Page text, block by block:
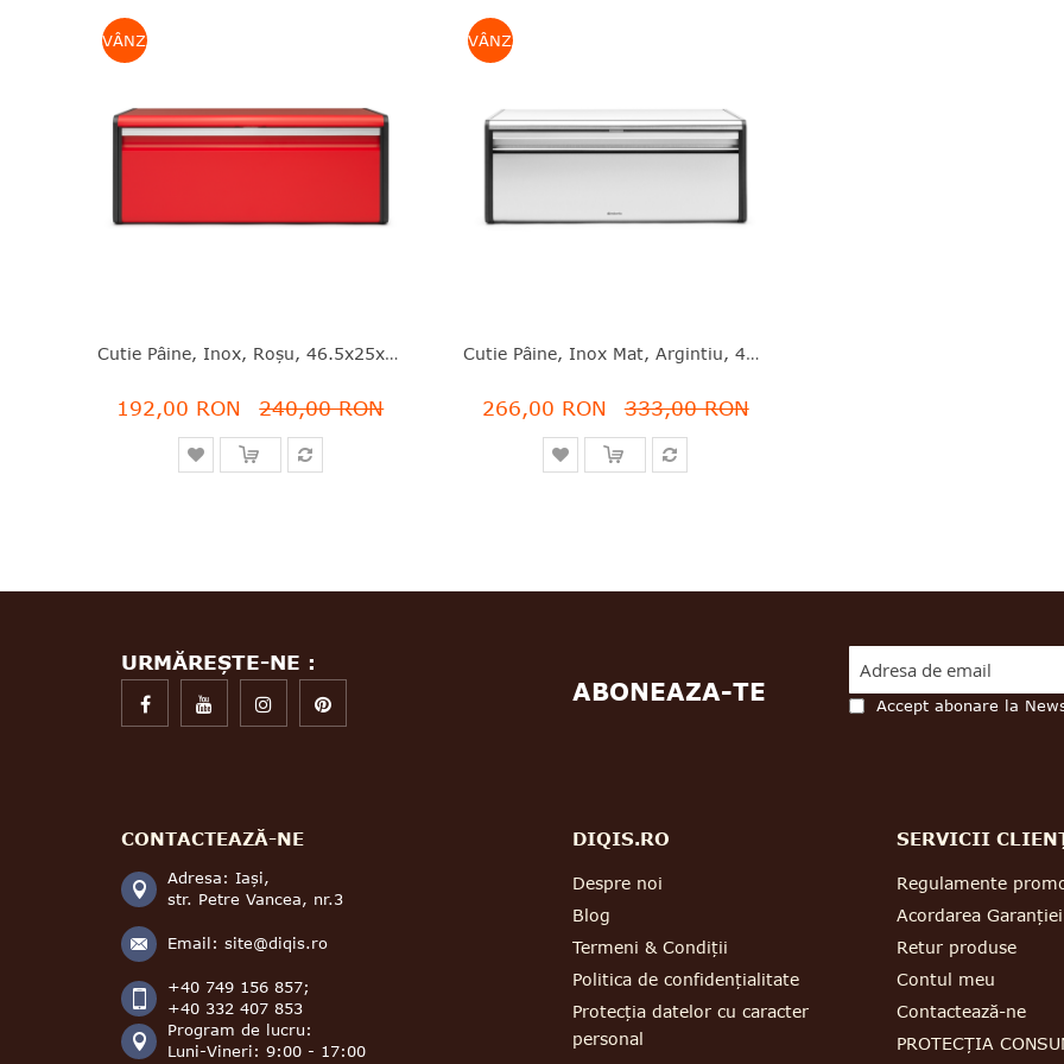
VÂNZARE
Cutie Pâine, Inox, Roşu, 46.5x25x18.7 Cm, Fall Front, Brabantia - 8710755484025
192,00 RON 240,00 RON
VÂNZARE
Cutie Pâine, Inox Mat, Argintiu, 46.5x25x18.7 Cm, Fall Front, Brabantia - 8710755236709
266,00 RON 333,00 RON
URMĂREȘTE-NE :
ABONEAZA-TE Accept abonare la
CONTACTEAZĂ-NE
Adresa: Iași,
str. Petre Vancea, nr.3
Email: site@diqis.ro
+40 749 156 857;
+40 332 407 853
Program de lucru:
Luni-Vineri: 9:00 - 17:00
DIQIS.RO
Despre noi
Blog
Termeni & Condiții
Politica de confidențialitate
Protecția datelor cu caracter
personal
SERVICII
Regulamente
Acordarea Garanției
Retur produse
Contul meu
Contactează-ne
PROTECȚIA